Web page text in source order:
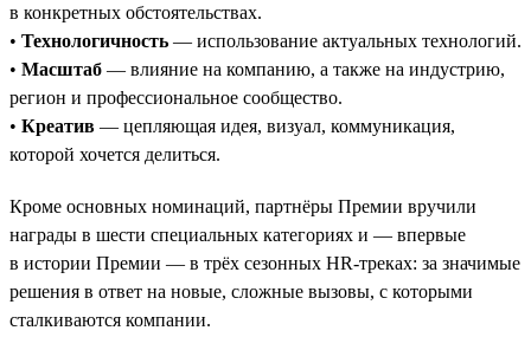
в конкретных обстоятельствах.
• Технологичность — использование актуальных технологий.
• Масштаб — влияние на компанию, а также на индустрию,
регион и профессиональное сообщество.
• Креатив — цепляющая идея, визуал, коммуникация,
которой хочется делиться.
Кроме основных номинаций, партнёры Премии вручили
награды в шести специальных категориях и — впервые
в истории Премии — в трёх сезонных HR-треках: за значимые
решения в ответ на новые, сложные вызовы, с которыми
сталкиваются компании.